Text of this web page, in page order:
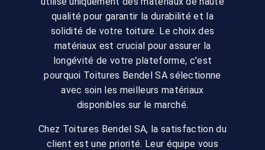
qualité pour garantir la durabilité et la
solidité de votre toiture. Le choix des
matériaux est crucial pour assurer la
longévité de votre plateforme, c'est
pourquoi Toitures Bendel SA sélectionne
avec soin les meilleurs matériaux
disponibles sur le marché.
Chez Toitures Bendel SA, la satisfaction du
client est une priorité. Leur équipe vous